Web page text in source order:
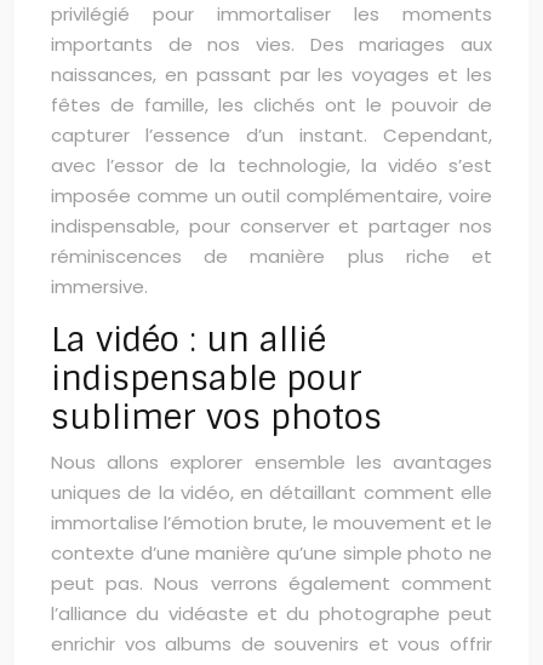
privilégié pour immortaliser les moments
importants de nos vies. Des mariages aux
naissances, en passant par les voyages et les
fêtes de famille, les clichés ont le pouvoir de
capturer l’essence d’un instant. Cependant,
avec l’essor de la technologie, la vidéo s’est
imposée comme un outil complémentaire, voire
indispensable, pour conserver et partager nos
réminiscences de manière plus riche et
immersive.
La vidéo : un allié
indispensable pour
sublimer vos photos
Nous allons explorer ensemble les avantages
uniques de la vidéo, en détaillant comment elle
immortalise l’émotion brute, le mouvement et le
contexte d’une manière qu’une simple photo ne
peut pas. Nous verrons également comment
l’alliance du vidéaste et du photographe peut
enrichir vos albums de souvenirs et vous offrir